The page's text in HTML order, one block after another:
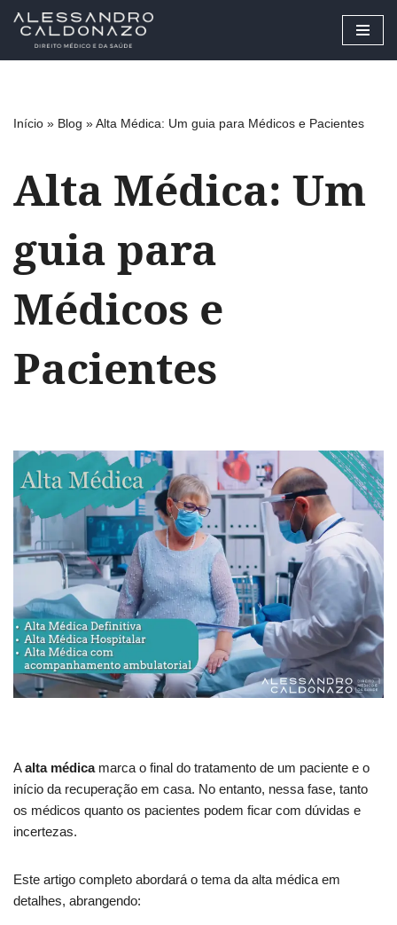
Pular
Início » Blog »Alta Médica: Um guia para Médicos e Pacientes
Alta Médica: Um
guia para
Médicos e
Pacientes
Aalta médicamarca o final do tratamento de um paciente e o
início da recuperação em casa. No entanto, nessa fase, tanto
os médicos quanto os pacientes podem ficar com dúvidas e
incertezas.
Este artigo completo abordará o tema da alta médica em
detalhes, abrangendo: